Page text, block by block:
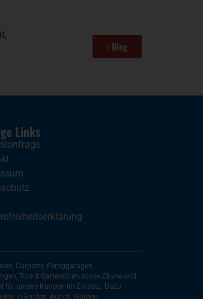
› Blog
Links
Carports, Fertiggaragen,
Tore & Gartentüren sowie Zäune und
für unsere Kunden im Einsatz. Dazu
in Emden, Aurich, Norden,